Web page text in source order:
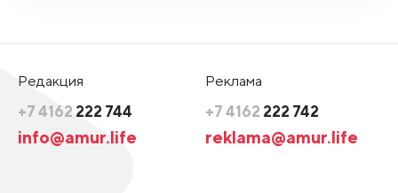
Редакция
+7 4162 222 744
info@amur.life
Реклама
+7 4162 222 742
reklama@amur.life